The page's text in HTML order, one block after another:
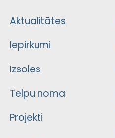
Aktualitātes
Iepirkumi
Izsoles
Telpu noma
Projekti